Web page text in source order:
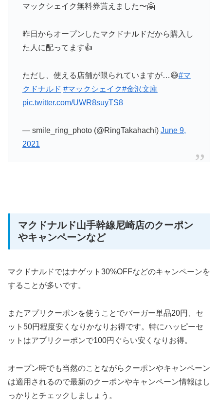
マックシェイク無料券貰えました〜🤗
昨日からオープンしたマクドナルドだから購入し
た人に配ってます👍
ただし、使える店舗が限られていますが…😅#マ
クドナルド #マックシェイク#金沢文庫
pic.twitter.com/UWR8suyTS8
— smile_ring_photo (@RingTakahachi) June 9,
2021
マクドナルド山手幹線尼崎店のクーポン
やキャンペーンなど
マクドナルドではナゲット30%OFFなどのキャンペーンを
することが多いです。
またアプリクーポンを使うことでバーガー単品20円、セ
ット50円程度安くなりかなりお得です。特にハッピーセ
ットはアプリクーポンで100円ぐらい安くなりお得。
オープン時でも当然のことながらクーポンやキャンペーン
は適用されるので最新のクーポンやキャンペーン情報はし
っかりとチェックしましょう。